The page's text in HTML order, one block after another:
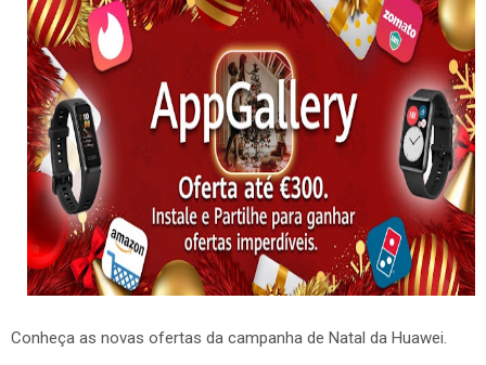
Conheça as novas ofertas da campanha de Natal da Huawei.